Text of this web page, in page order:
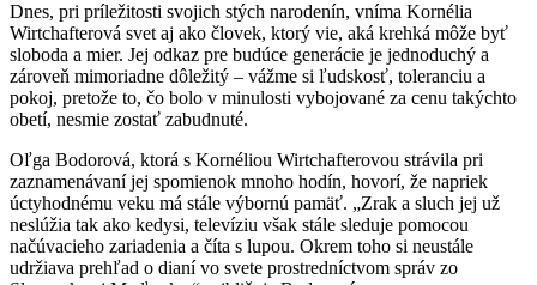
Dnes, pri príležitosti svojich stých narodenín, vníma Kornélia
Wirtchafterová svet aj ako človek, ktorý vie, aká krehká môže byť
sloboda a mier. Jej odkaz pre budúce generácie je jednoduchý a
zároveň mimoriadne dôležitý – vážme si ľudskosť, toleranciu a
pokoj, pretože to, čo bolo v minulosti vybojované za cenu takýchto
obetí, nesmie zostať zabudnuté.
Oľga Bodorová, ktorá s Kornéliou Wirtchafterovou strávila pri
zaznamenávaní jej spomienok mnoho hodín, hovorí, že napriek
úctyhodnému veku má stále výbornú pamäť. „Zrak a sluch jej už
neslúžia tak ako kedysi, televíziu však stále sleduje pomocou
načúvacieho zariadenia a číta s lupou. Okrem toho si neustále
udržiava prehľad o dianí vo svete prostredníctvom správ zo